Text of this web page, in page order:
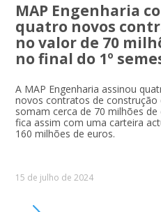
MAP Engenharia
quatro novos
no valor de 70
no final do 1º
A MAP Engenharia assinou
novos contratos de construção
somam cerca de 70 milhões de
fica assim com uma carteira
160 milhões de euros.
15 de julho de 2024